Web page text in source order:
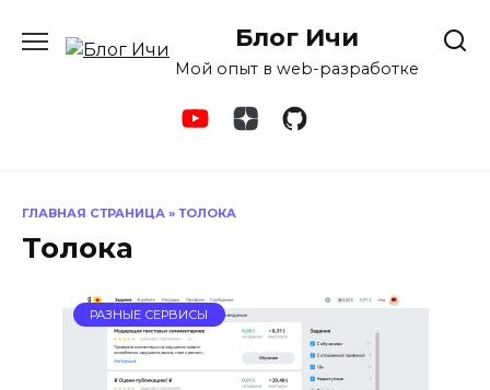
содержанию
Блог Ичи
Мой опыт в web-разработке
ГЛАВНАЯ СТРАНИЦА » ТОЛОКА
Толока
РАЗНЫЕ СЕРВИСЫ